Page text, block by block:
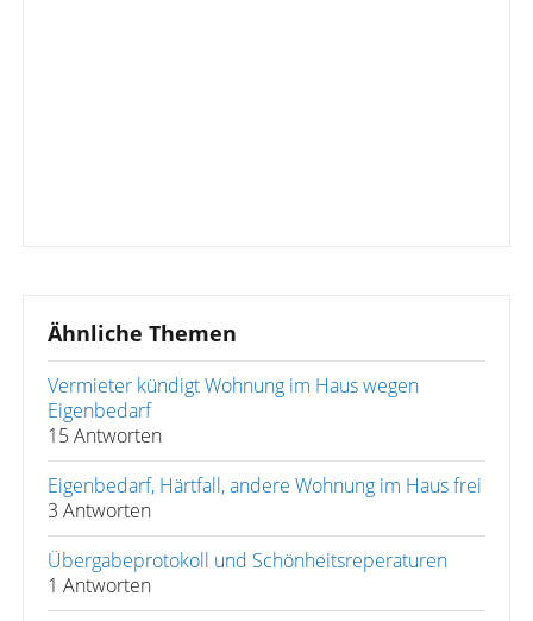
Ähnliche Themen
Vermieter kündigt Wohnung im Haus wegen
Eigenbedarf
15 Antworten
Eigenbedarf, Härtfall, andere Wohnung im Haus frei
3 Antworten
Übergabeprotokoll und Schönheitsreperaturen
1 Antworten